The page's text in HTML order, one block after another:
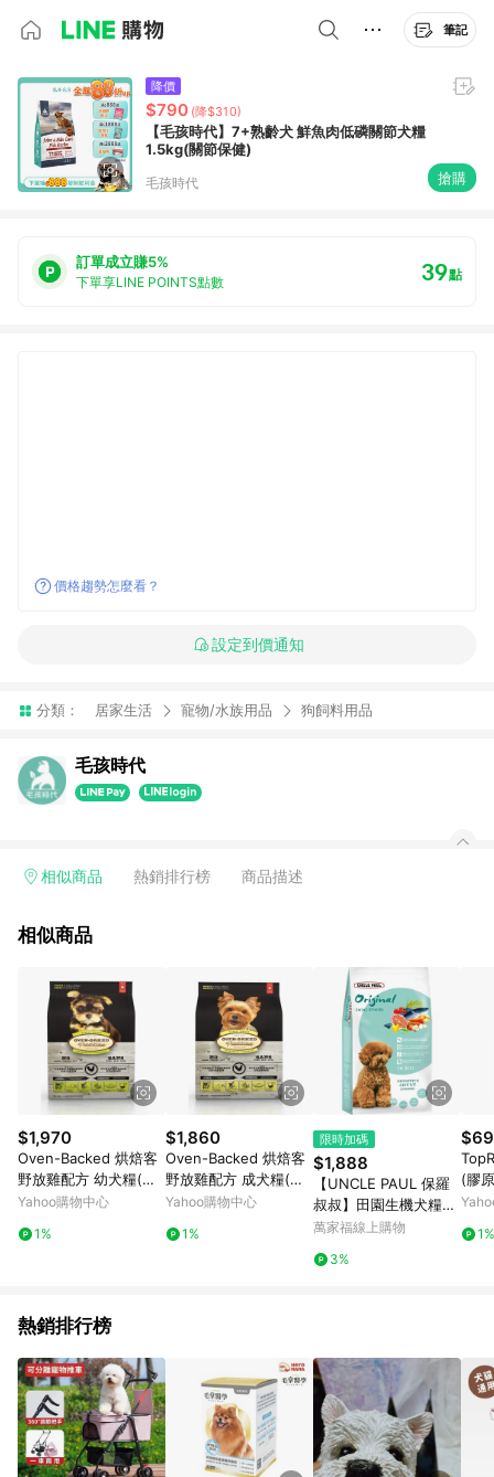
筆記
降價
$790 (降$310)
【毛孩時代】7+熟齡犬 鮮魚肉低磷關節犬糧
1.5kg(關節保健)
毛孩時代 搶購
訂單成立賺5%
下單享LINE POINTS點數 39點
價格趨勢怎麼看？
設定到價通知
分類： 居家生活 寵物/水族用品 狗飼料用品
毛孩時代
相似商品 熱銷排行榜 商品描述
相似商品
$1,970
Oven-Backed 烘焙客
野放雞配方 幼犬糧(小
顆粒)5磅 2包
Yahoo購物中心
1%
$1,860
Oven-Backed 烘焙客
野放雞配方 成犬糧(小
顆粒)12.5磅
Yahoo購物中心
1%
限時加碼
$1,888
【UNCLE PAUL 保羅
叔叔】田園生機犬糧系
列10kg-室內犬（鮭
萬家福線上購物
3%
(膠
酸)
1%
熱銷排行榜